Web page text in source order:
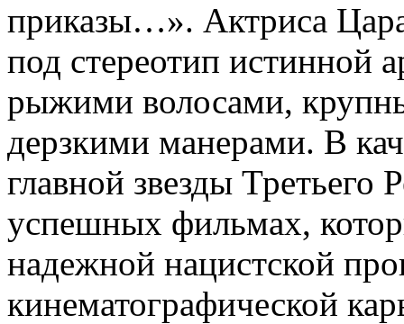
приказы…». Актриса
под стереотип истинной
рыжими волосами,
дерзкими манерами. В
главной звезды Третьего
успешных фильмах,
надежной нацистской
кинематографической